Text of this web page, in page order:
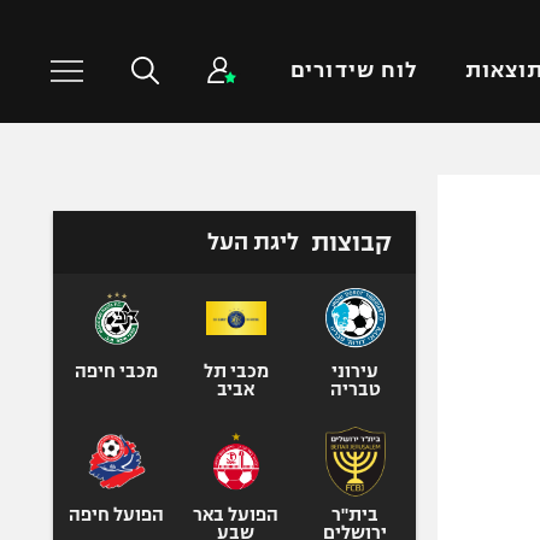
תוצאות לוח שידורים
טניס
כדורעף
ספורט אולימפי
קבוצות ליגת העל
עירוני
טבריה
מכבי תל
אביב
מכבי חיפה
בית"ר
ירושלים
הפועל באר
שבע
הפועל חיפה